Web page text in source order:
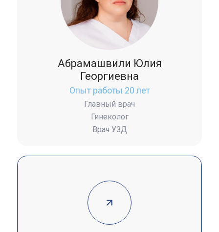
Абрамашвили Юлия
Георгиевна
Опыт работы 20 лет
Главный врач
Гинеколог
Врач УЗД